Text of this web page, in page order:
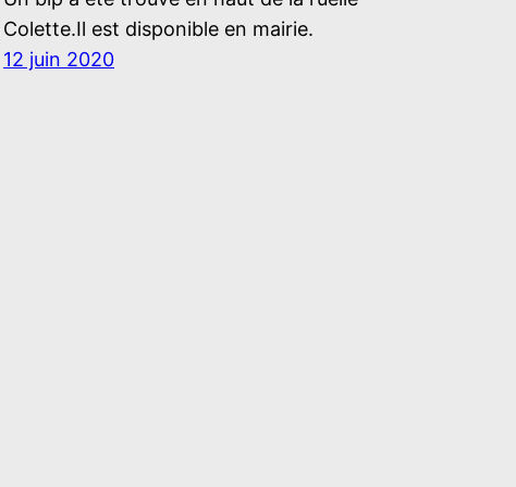
Colette.Il est disponible en mairie.
12 juin 2020